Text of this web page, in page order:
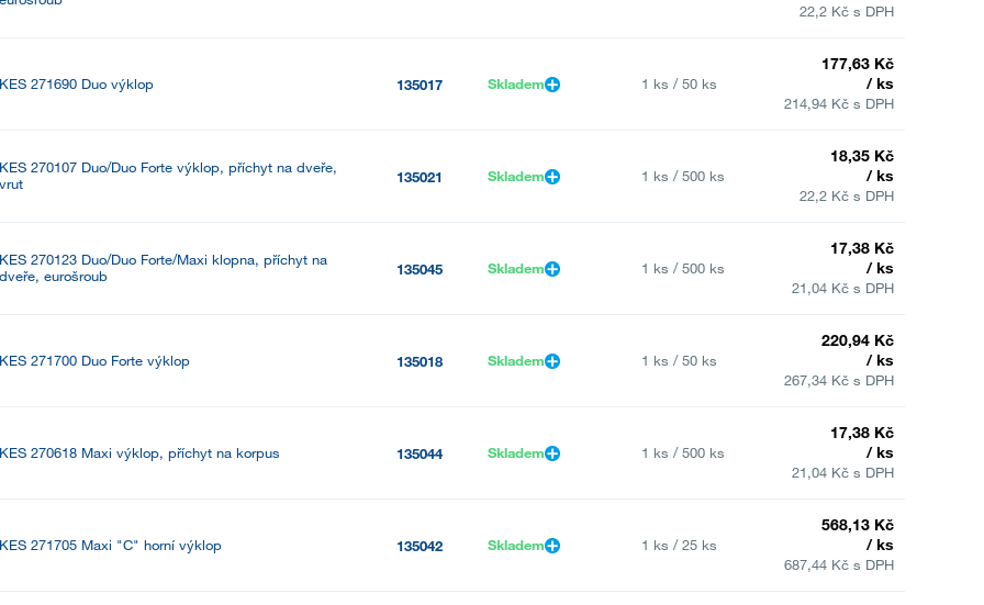
22,2 Kč s DPH
KES 271690 Duo výklop 135017 Skladem 1 ks / 50 ks
177,63 Kč
/ ks
214,94 Kč s DPH
KES 270107 Duo/Duo Forte výklop, příchyt na dveře,
vrut
135021 Skladem 1 ks / 500 ks
18,35 Kč
/ ks
22,2 Kč s DPH
KES 270123 Duo/Duo Forte/Maxi klopna, příchyt na
dveře, eurošroub
135045 Skladem 1 ks / 500 ks
17,38 Kč
/ ks
21,04 Kč s DPH
KES 271700 Duo Forte výklop 135018 Skladem 1 ks / 50 ks
220,94 Kč
/ ks
267,34 Kč s DPH
KES 270618 Maxi výklop, příchyt na korpus 135044 Skladem 1 ks / 500 ks
17,38 Kč
/ ks
21,04 Kč s DPH
KES 271705 Maxi "C" horní výklop 135042 Skladem 1 ks / 25 ks
568,13 Kč
/ ks
687,44 Kč s DPH